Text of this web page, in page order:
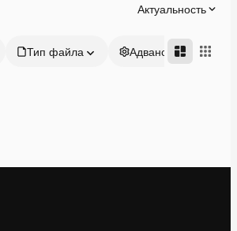
Актуальность
Тип файла Адвансд